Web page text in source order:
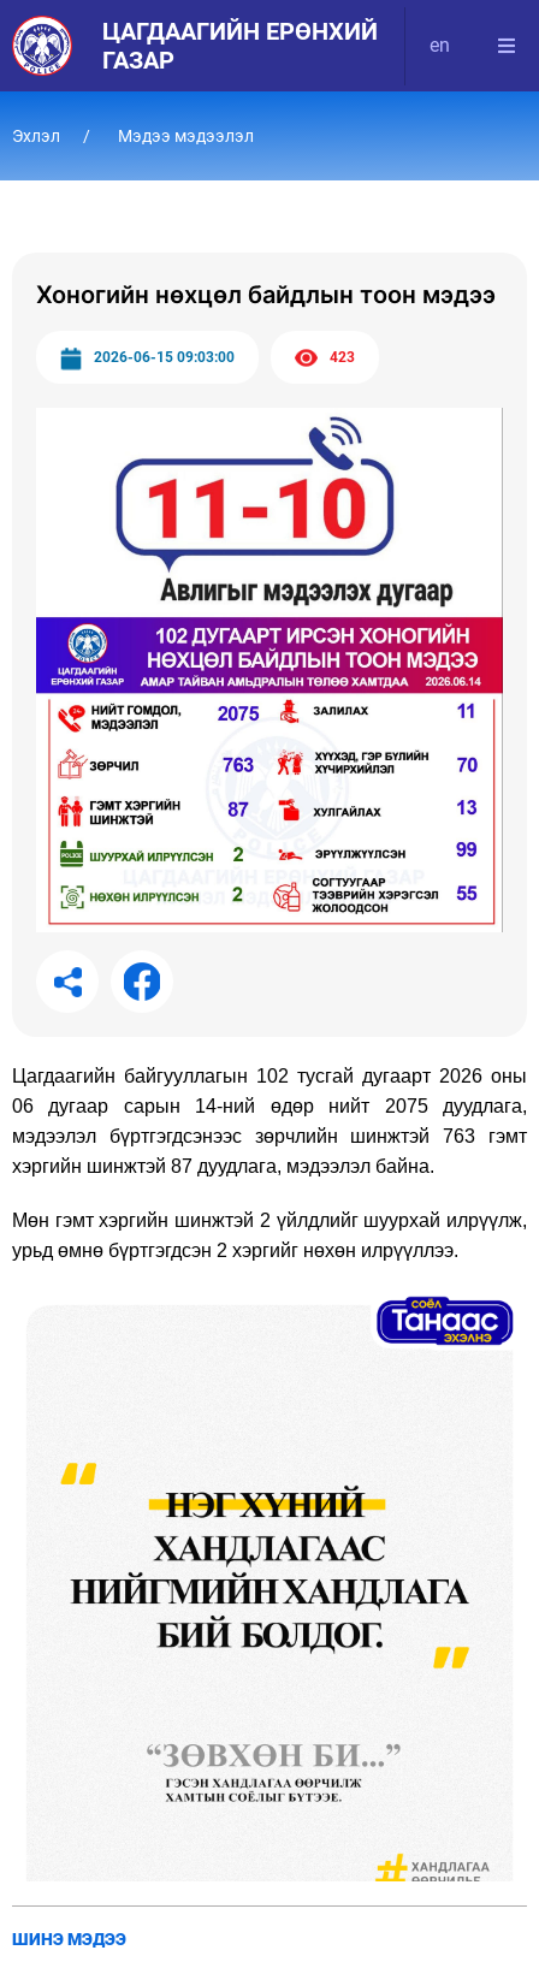
ЦАГДААГИЙН ЕРӨНХИЙ
ГАЗАР
en
Эхлэл Мэдээ мэдээлэл
Хоногийн нөхцөл байдлын тоон мэдээ
2026-06-15 09:03:00 423
Цагдаагийн байгууллагын 102 тусгай дугаарт 2026 оны
06 дугаар сарын 14-ний өдөр нийт 2075 дуудлага,
мэдээлэл бүртгэгдсэнээс зөрчлийн шинжтэй 763 гэмт
хэргийн шинжтэй 87 дуудлага, мэдээлэл байна.
Мөн гэмт хэргийн шинжтэй 2 үйлдлийг шуурхай илрүүлж,
урьд өмнө бүртгэгдсэн 2 хэргийг нөхөн илрүүллээ.
ШИНЭ МЭДЭЭ